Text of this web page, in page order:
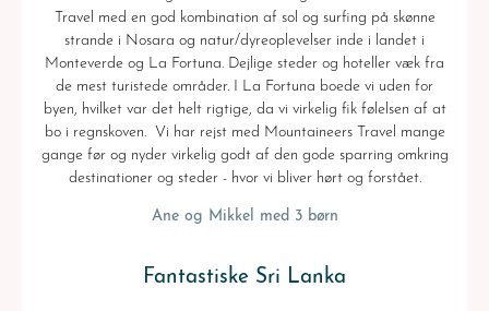
Travel med en god kombination af sol og surfing på skønne
strande i Nosara og natur/dyreoplevelser inde i landet i
Monteverde og La Fortuna. Dejlige steder og hoteller væk fra
de mest turistede områder. I La Fortuna boede vi uden for
byen, hvilket var det helt rigtige, da vi virkelig fik følelsen af at
bo i regnskoven. Vi har rejst med Mountaineers Travel mange
gange før og nyder virkelig godt af den gode sparring omkring
destinationer og steder - hvor vi bliver hørt og forstået.
Ane og Mikkel med 3 børn
Fantastiske Sri Lanka